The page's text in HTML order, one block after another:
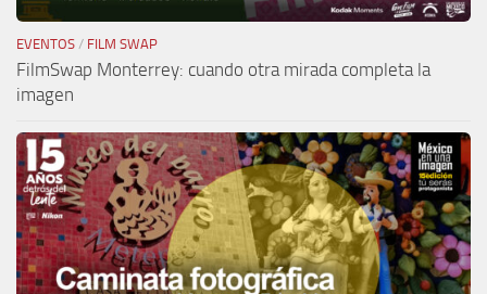
EVENTOS / FILM SWAP
FilmSwap Monterrey: cuando otra mirada completa la
imagen